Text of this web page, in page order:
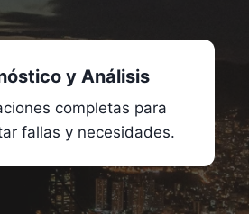
y Análisis
completas para
fallas y necesidades.